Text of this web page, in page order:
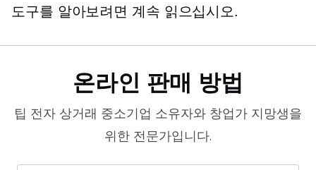
도구를 알아보려면 계속 읽으십시오.
온라인 판매 방법
팁 전자 상거래 중소기업 소유자와 창업가 지망생을
위한 전문가입니다.